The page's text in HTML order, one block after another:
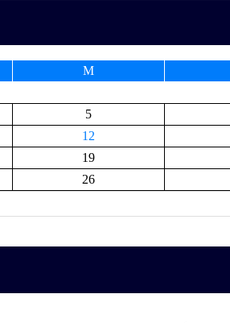
M
5
12
19
26